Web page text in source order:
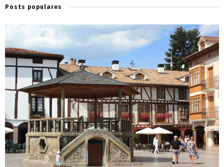
Posts populares